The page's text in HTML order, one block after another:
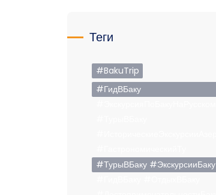
Теги
#BakuTrip
#ГидВБаку
#ТурыВБаку #ЭкскурсииБаку